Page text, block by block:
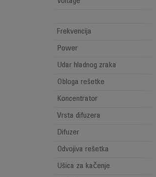
Frekvencija
Power
Udar hladnog zraka
Obloga rešetke
Koncentrator
Vrsta difuzera
Difuzer
Odvojiva rešetka
Ušica za kačenje